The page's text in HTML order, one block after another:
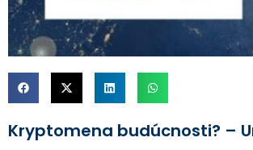
Kryptomena budúcnosti? –